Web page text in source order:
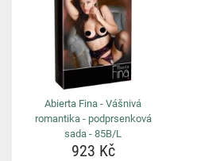
Abierta Fina - Vášnivá
romantika - podprsenková
sada - 85B/L
923 Kč